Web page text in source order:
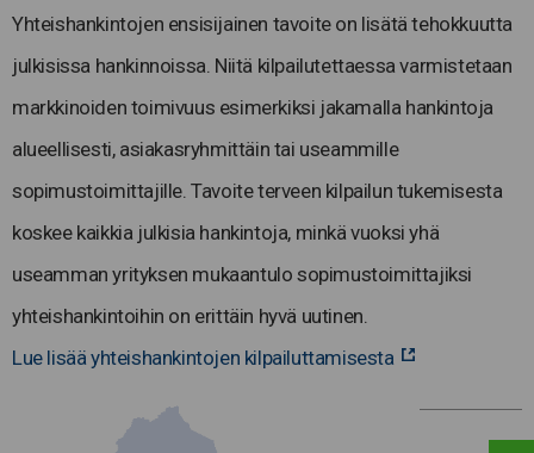
Yhteishankintojen ensisijainen tavoite on lisätä tehokkuutta
julkisissa hankinnoissa. Niitä kilpailutettaessa varmistetaan
markkinoiden toimivuus esimerkiksi jakamalla hankintoja
alueellisesti, asiakasryhmittäin tai useammille
sopimustoimittajille. Tavoite terveen kilpailun tukemisesta
koskee kaikkia julkisia hankintoja, minkä vuoksi yhä
useamman yrityksen mukaantulo sopimustoimittajiksi
yhteishankintoihin on erittäin hyvä uutinen.
Lue lisää yhteishankintojen kilpailuttamisesta